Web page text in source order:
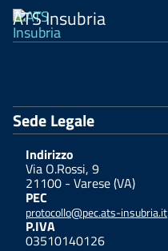
ATS Insubria
Sede Legale
Indirizzo
Via O.Rossi, 9
21100 - Varese (VA)
PEC
protocollo@pec.ats-insubria.it
P.IVA
03510140126